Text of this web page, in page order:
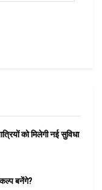
को मिलेगी नई सुविधा
बनेंगे?